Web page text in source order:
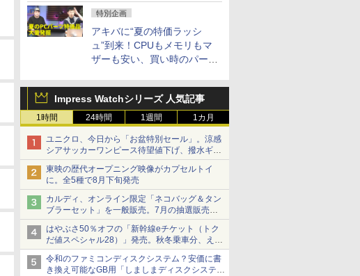
特別企画
アキバに“夏の特価ラッシ
ュ”到来！CPUもメモリもマ
ザーも安い、買い時のパーツ
Impress Watchシリーズ 人気記事
1時間 24時間 1週間 1カ月
ユニクロ、今日から「お盆特別セール」。涼感
シアサッカーワンピース待望値下げ、撥水ギア
ショーツは1990円に
東映の歴代オープニング映像がカプセルトイ
に。全5種で8月下旬発売
カルディ、オンライン限定「ネコバッグ＆タン
ブラーセット」を一般販売。7月の抽選販売の
当選無効分
はやぶさ50％オフの「新幹線eチケット（トク
だ値スペシャル28）」発売。秋冬乗車分、えき
ねっと限定
令和のファミコンディスクシステム？安価に書
き換え可能なGB用「しましまディスクシステ